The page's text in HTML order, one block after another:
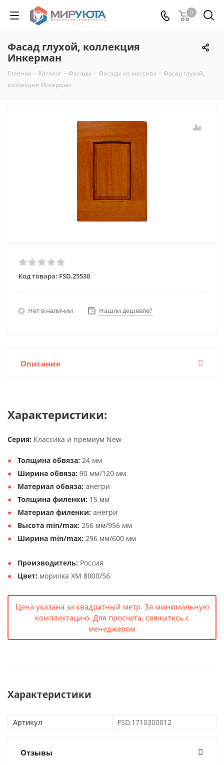
0
Фасад глухой, коллекция
Инкерман
Главная - Каталог - Фасады - Фасады из массива - Фасад глухой,
коллекция Инкерман
Код товара: FSD.25530
Нет в наличии Нашли дешевле?
Описание
Характеристики:
Серия: Классика и премиум New
Толщина обвяза: 24 мм
Ширина обвяза: 90 мм/120 мм
Материал обвяза: анегри
Толщина филенки: 15 мм
Материал филенки: анегри
Высота min/max: 256 мм/956 мм
Ширина min/max: 296 мм/600 мм
Производитель: Россия
Цвет: морилка XM 8000/56
Цена указана за квадратный метр. За минимальную
комплектацию. Для просчета, свяжитесь с
менеджером
Характеристики
Артикул FSD.1710300012
Отзывы